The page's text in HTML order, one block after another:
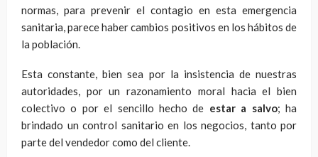
normas, para prevenir el contagio en esta emergencia
sanitaria, parece haber cambios positivos en los hábitos de
la población.
Esta constante, bien sea por la insistencia de nuestras
autoridades, por un razonamiento moral hacia el bien
colectivo o por el sencillo hecho de estar a salvo; ha
brindado un control sanitario en los negocios, tanto por
parte del vendedor como del cliente.